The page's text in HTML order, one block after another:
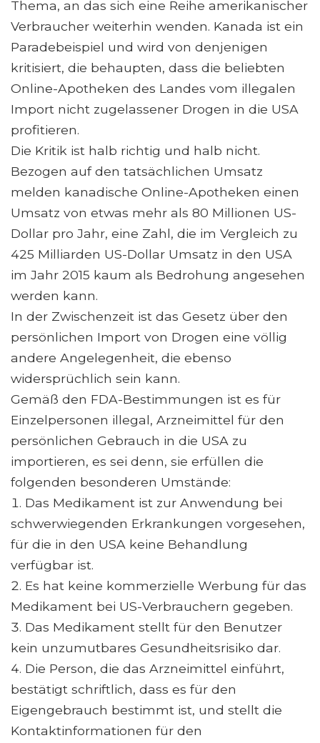
Thema, an das sich eine Reihe amerikanischer
Verbraucher weiterhin wenden. Kanada ist ein
Paradebeispiel und wird von denjenigen
kritisiert, die behaupten, dass die beliebten
Online-Apotheken des Landes vom illegalen
Import nicht zugelassener Drogen in die USA
profitieren.
Die Kritik ist halb richtig und halb nicht.
Bezogen auf den tatsächlichen Umsatz
melden kanadische Online-Apotheken einen
Umsatz von etwas mehr als 80 Millionen US-
Dollar pro Jahr, eine Zahl, die im Vergleich zu
425 Milliarden US-Dollar Umsatz in den USA
im Jahr 2015 kaum als Bedrohung angesehen
werden kann.
In der Zwischenzeit ist das Gesetz über den
persönlichen Import von Drogen eine völlig
andere Angelegenheit, die ebenso
widersprüchlich sein kann.
Gemäß den FDA-Bestimmungen ist es für
Einzelpersonen illegal, Arzneimittel für den
persönlichen Gebrauch in die USA zu
importieren, es sei denn, sie erfüllen die
folgenden besonderen Umstände:
Das Medikament ist zur Anwendung bei
schwerwiegenden Erkrankungen vorgesehen,
für die in den USA keine Behandlung
verfügbar ist.
Es hat keine kommerzielle Werbung für das
Medikament bei US-Verbrauchern gegeben.
Das Medikament stellt für den Benutzer
kein unzumutbares Gesundheitsrisiko dar.
Die Person, die das Arzneimittel einführt,
bestätigt schriftlich, dass es für den
Eigengebrauch bestimmt ist, und stellt die
Kontaktinformationen für den